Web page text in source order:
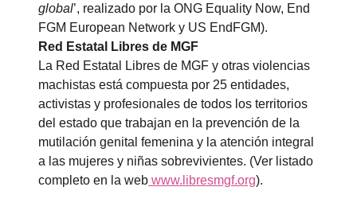
global’, realizado por la ONG Equality Now, End
FGM European Network y US EndFGM).
Red Estatal Libres de MGF
La Red Estatal Libres de MGF y otras violencias
machistas está compuesta por 25 entidades,
activistas y profesionales de todos los territorios
del estado que trabajan en la prevención de la
mutilación genital femenina y la atención integral
a las mujeres y niñas sobrevivientes. (Ver listado
completo en la web www.libresmgf.org).